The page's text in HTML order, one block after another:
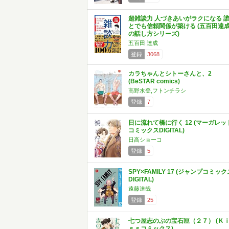
超雑談力 人づきあいがラクになる 誰
とでも信頼関係が築ける (五百田達
の話し方シリーズ)
五百田 達成
登録
3068
カラちゃんとシトーさんと、2
(BeSTAR comics)
高野水登,フトンチラシ
登録
7
日に流れて橋に行く 12 (マーガレッ
コミックスDIGITAL)
日高ショーコ
登録
5
SPY×FAMILY 17 (ジャンプコミック
DIGITAL)
遠藤達哉
登録
25
七つ屋志のぶの宝石匣（２７） (Ｋｉ